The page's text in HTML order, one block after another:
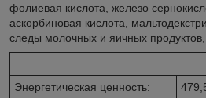
фолиевая кислота, железо
аскорбиновая кислота,
следы молочных и яичных
Энергетическая ценность: